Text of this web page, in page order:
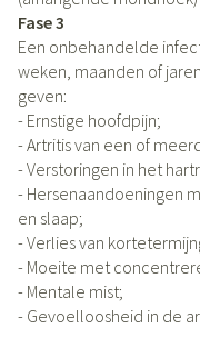
Fase 3
Een onbehandelde
weken, maanden of
geven:
- Ernstige hoofdpijn;
- Artritis van een of
- Verstoringen in het
- Hersenaandoeningen
en slaap;
- Verlies van
- Moeite met
- Mentale mist;
- Gevoelloosheid in de